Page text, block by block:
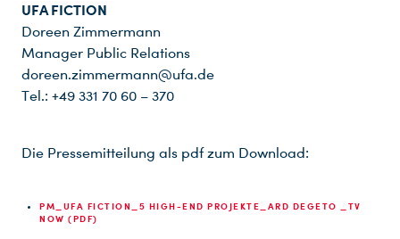
UFA FICTION
Doreen Zimmermann
Manager Public Relations
doreen.zimmermann@ufa.de
Tel.: +49 331 70 60 – 370
Die Pressemitteilung als pdf zum Download:
PM_UFA FICTION_5 HIGH-END PROJEKTE_ARD DEGETO _TV
NOW (PDF)